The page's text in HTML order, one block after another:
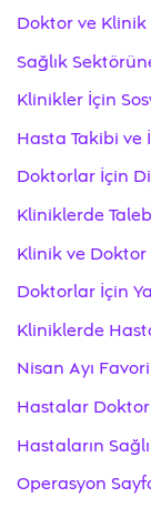
Doktor ve Klinik
Sağlık
Klinikler İçin
Hasta Takibi ve
Doktorlar İçin
Kliniklerde
Klinik ve Doktor
Doktorlar İçin
Kliniklerde
Nisan Ayı
Hastalar Doktor
Hastaların
Operasyon